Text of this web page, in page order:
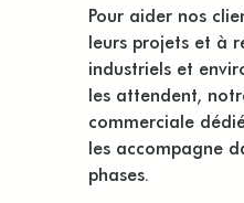
Pour aider nos
leurs projets et à
industriels et
les attendent,
commerciale
les accompagne
phases.